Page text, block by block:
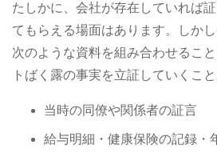
たしかに、会社が存在していれば
てもらえる場面はあります。しか
次のような資料を組み合わせるこ
トばく露の事実を立証していくこと
当時の同僚や関係者の証言
給与明細・健康保険の記録・